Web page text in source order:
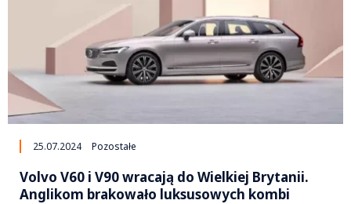
25.07.2024 Pozostałe
Volvo V60 i V90 wracają do Wielkiej Brytanii.
Anglikom brakowało luksusowych kombi